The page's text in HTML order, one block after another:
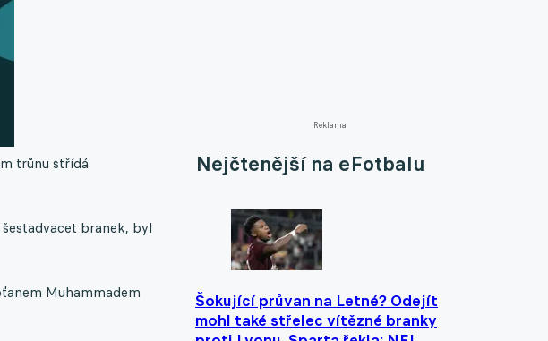
Reklama
Nejčtenější na eFotbalu
Šokující průvan na Letné? Odejít
mohl také střelec vítězné branky
trůnu střídá
branek, byl
Muhammadem